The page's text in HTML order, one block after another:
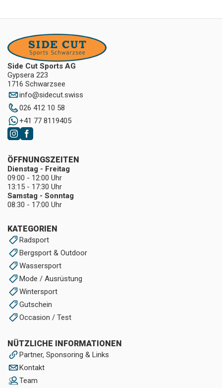
Side Cut Sports AG
Gypsera 223
1716 Schwarzsee
info@sidecut.swiss
026 412 10 58
+41 77 8119405
KATEGORIEN
Radsport
Bergsport & Outdoor
Wassersport
Mode / Ausrüstung
Wintersport
Gutschein
Occasion / Test
NÜTZLICHE INFORMATIONEN
Partner, Sponsoring & Links
Kontakt
Team
ÖFFNUNGSZEITEN
Dienstag - Freitag
09:00 - 12:00 Uhr
13:15 - 17:30 Uhr
Samstag - Sonntag
08:30 - 17:00 Uhr